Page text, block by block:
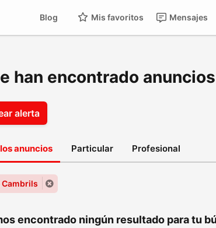
Mensajes
Mis favoritos
Blog
han encontrado
alerta
anuncios Particular Profesional
Cambrils
encontrado ningún resultado para tu